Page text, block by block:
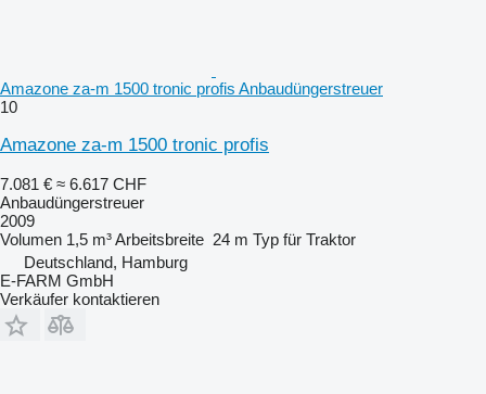
Amazone za-m 1500 tronic profis Anbaudüngerstreuer
10
Amazone za-m 1500 tronic profis
7.081 € ≈ 6.617 CHF
Anbaudüngerstreuer
2009
Volumen 1,5 m³Arbeitsbreite 24 m Typ für Traktor
Deutschland, Hamburg
E-FARM GmbH
Verkäufer kontaktieren